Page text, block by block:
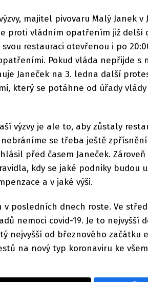
majitel pivovaru Malý Janek v
proti vládním opatřením již delší
restauraci otevřenou i po
Pokud vláda nepřijde s
Janeček na 3. ledna další
který se potáhne od úřady vlády
výzvy je ale to, aby zůstaly
nebráníme se třeba ještě
před časem Janeček.
kdy se jaké podniky budou
a v jaké výši.
v posledních dnech roste. Ve
nemoci covid-19. Je to nejvyšší
nejvyšší od březnového začátku
na nový typ koronaviru ke